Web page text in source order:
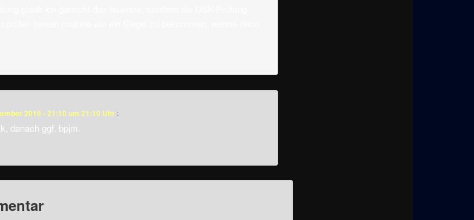
2016 - 21:10 um 21:10 Uhr :
danach ggf. bpjm.